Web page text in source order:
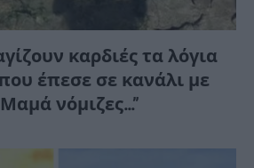
καρδιές τα λόγια
έπεσε σε κανάλι με
νόμιζες…”